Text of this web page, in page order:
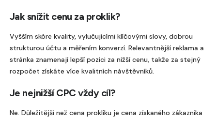
Jak snížit cenu za proklik?
Vyšším skóre kvality, vylučujícími klíčovými slovy, dobrou
strukturou účtu a měřením konverzí. Relevantnější reklama a
stránka znamenají lepší pozici za nižší cenu, takže za stejný
rozpočet získáte více kvalitních návštěvníků.
Je nejnižší CPC vždy cíl?
Ne. Důležitější než cena prokliku je cena získaného zákazníka